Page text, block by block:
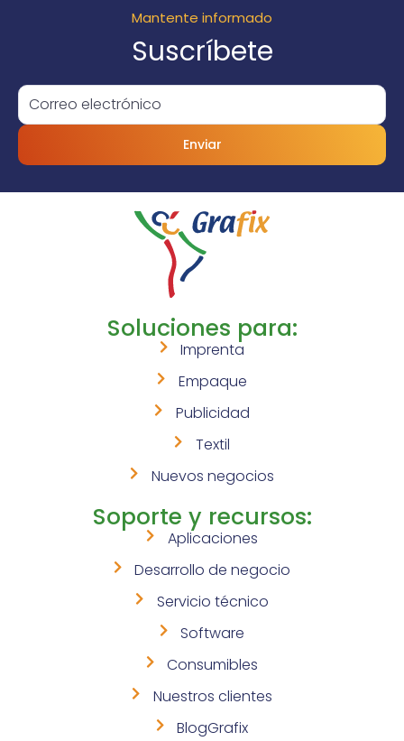
Mantente informado
Suscríbete
Enviar
Soluciones para:
Imprenta
Empaque
Publicidad
Textil
Nuevos negocios
Soporte y recursos:
Aplicaciones
Desarrollo de negocio
Servicio técnico
Software
Consumibles
Nuestros clientes
BlogGrafix